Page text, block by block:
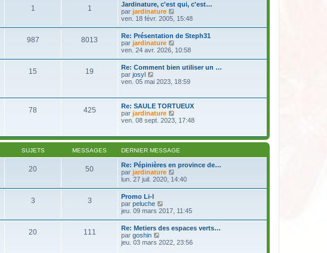
l
e
d
e
r
i
e
r
m
e
s
a
g
1 1
Jardinature, c'est qui, c'est…
par jardinature
o
l
e
d
e
r
i
r
m
e
s
g
ven. 18 févr. 2005, 15:48
987 8013
Re: Présentation de Steph31
par jardinature
o
l
e
d
r
n
e
m
e
s
s
a
g
e
ven. 24 avr. 2026, 10:58
15 19
Re: Comment bien utiliser un …
par josyl
o
l
e
d
e
n
e
r
m
e
s
s
g
e
ven. 05 mai 2023, 18:59
78 425
Re: SAULE TORTUEUX
par jardinature
l
e
e
r
n
i
e
e
s
s
a
g
ven. 08 sept. 2023, 17:48
SUJETS MESSAGES DERNIER MESSAGE
20 50
Re: Pépinières en province de…
par jardinature
o
e
d
e
r
lun. 27 juil. 2020, 14:40
3 3
Promo Li-l
par peluche
o
l
e
d
jeu. 09 mars 2017, 11:45
20 111
Re: Metiers des espaces verts…
par goshin
o
jeu. 03 mars 2022, 23:56